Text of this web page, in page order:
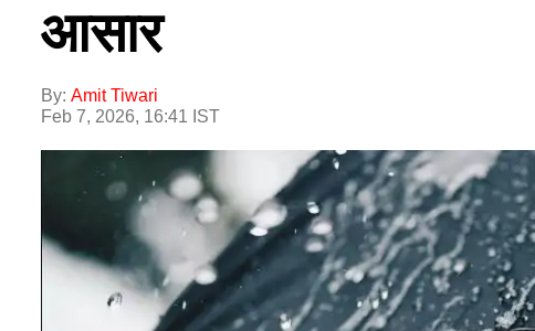
आसार
By: Amit Tiwari
Feb 7, 2026, 16:41 IST